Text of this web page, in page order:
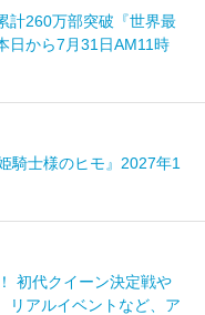
計260万部突破『世界最
日から7月31日AM11時
騎士様のヒモ』2027年1
初代クイーン決定戦や
リアルイベントなど、ア